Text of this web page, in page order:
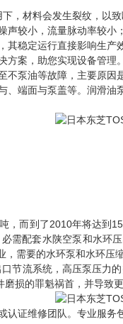
，材料会发生裂纹，以
声较小，流量脉动率较
其稳定运行直接影响生
案，助您实现设备管理。
不泵油等故障，主要原
、端面与泵盖等。润滑
，而到了2010年将达到
需配套水陕空泵和水
需要的水环泵和水环
节流系统，高压泵压力
损的罪魁祸首，并导致
认证维修团队。专业服务